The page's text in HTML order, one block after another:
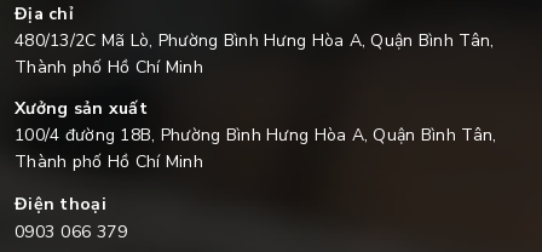
Địa chỉ
480/13/2C Mã Lò, Phường Bình Hưng Hòa A, Quận Bình Tân,
Thành phố Hồ Chí Minh
Xưởng sản xuất
100/4 đường 18B, Phường Bình Hưng Hòa A, Quận Bình Tân,
Thành phố Hồ Chí Minh
Điện thoại
0903 066 379